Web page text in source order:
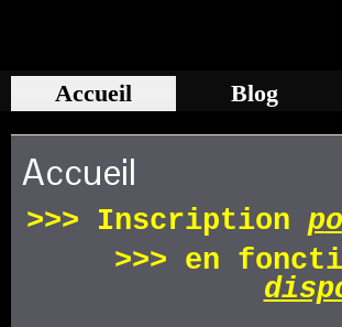
Accueil Blog
Accueil
>>> Inscription p
>>> en